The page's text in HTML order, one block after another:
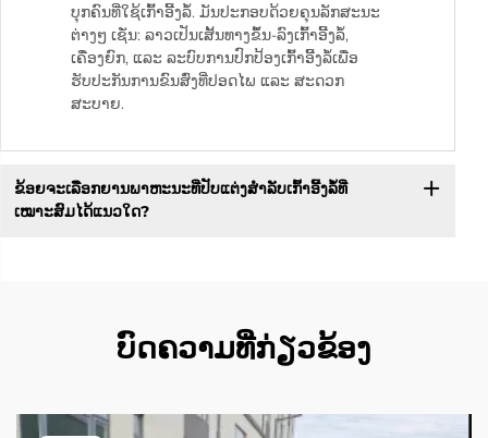
ບຸກຄົນທີ່ໃຊ້ເກົ້າອີ້ງລໍ້. ມັນປະກອບດ້ວຍຄຸນລັກສະນະ
ຕ່າງໆ ເຊັ່ນ: ລາວເປັນເສັ້ນທາງຂຶ້ນ-ລົງເກົ້າອີ້ງລໍ້,
ເຄື່ອງຍົກ, ແລະ ລະບົບການປົກປ້ອງເກົ້າອີ້ງລໍ້ເພື່ອ
ຮັບປະກັນການຂົນສົ່ງທີ່ປອດໄພ ແລະ ສະດວກ
ສະບາຍ.
ຂ້ອຍຈະເລືອກຍານພາຫະນະທີ່ປັບແຕ່ງສຳລັບເກົ້າອີ້ງລໍ້ທີ່
ເໝາະສົມໄດ້ແນວໃດ?
ບົດຄວາມທີ່ກ່ຽວຂ້ອງ